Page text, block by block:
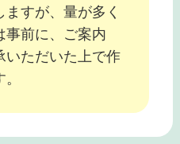
ますが、量が多く
事前に、ご案内
いただいた上で作